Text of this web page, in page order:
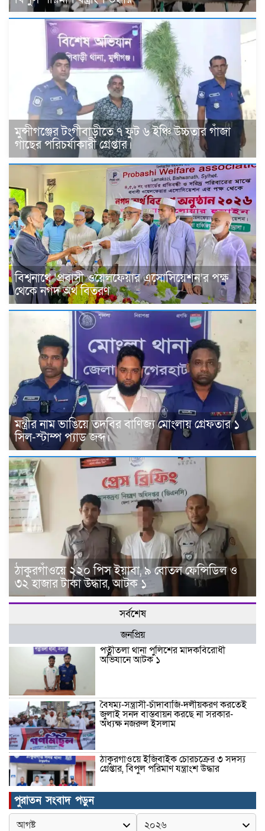
মুন্সীগঞ্জের টংগীবাড়ীতে ৭ ফুট ৬ ইঞ্চি উচ্চতার গাঁজা
গাছের পরিচর্যাকারী গ্রেপ্তার।
বিশ্বনাথে ‘প্রবাসী ওয়েলফেয়ার এসোসিয়েশন’র পক্ষ
থেকে নগদ অর্থ বিতরণ
মন্ত্রীর নাম ভাঙিয়ে তদবির বাণিজ্য মোংলায় গ্রেফতার ১
সিল-স্টাম্প প্যাড জব্দ।
ঠাকুরগাঁওয়ে ২২০ পিস ইয়াবা, ৯ বোতল ফেন্সিডিল ও
৩২ হাজার টাকা উদ্ধার, আটক ১
সর্বশেষ
জনপ্রিয়
পত্নীতলা থানা পুলিশের মাদকবিরোধী
অভিযানে আটক ১
বৈষম্য-সন্ত্রাসী-চাঁদাবাজি-দলীয়করণ করতেই
জুলাই সনদ বাস্তবায়ন করছে না সরকার-
অধ্যক্ষ নজরুল ইসলাম
ঠাকুরগাঁওয়ে ইজিবাইক চোরচক্রের ৩ সদস্য
গ্রেপ্তার, বিপুল পরিমাণ যন্ত্রাংশ উদ্ধার ‎
মুন্সীগঞ্জের টংগীবাড়ীতে ৭ ফুট ৬ ইঞ্চি উচ্চতার
গাঁজা গাছের পরিচর্যাকারী গ্রেপ্তার।
পুরাতন সংবাদ পড়ুন